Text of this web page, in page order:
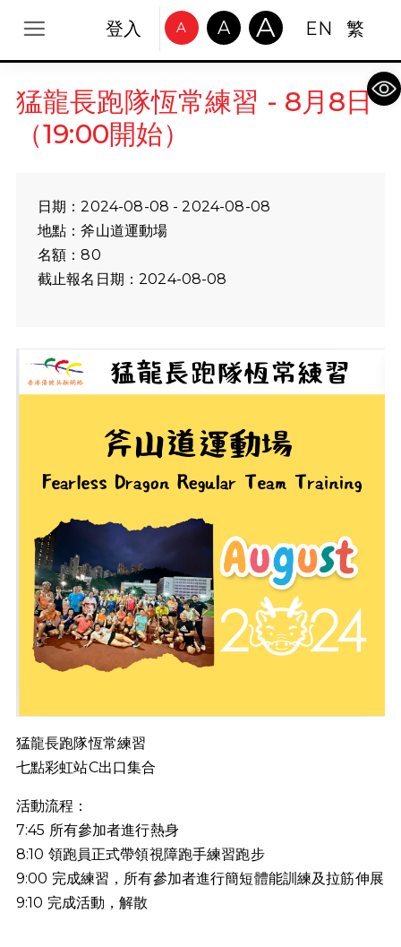
登入 A A A EN 繁
猛龍長跑隊恆常練習 - 8月8日
（19:00開始）
日期：2024-08-08 - 2024-08-08
地點：斧山道運動場
名額：80
截止報名日期：2024-08-08
猛龍長跑隊恆常練習
七點彩虹站C出口集合
活動流程：
7:45 所有參加者進行熱身
8:10 領跑員正式帶領視障跑手練習跑步
9:00 完成練習，所有參加者進行簡短體能訓練及拉筋伸展
9:10 完成活動，解散